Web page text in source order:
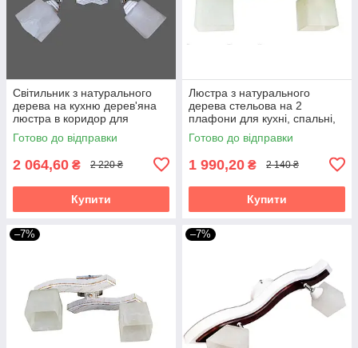
Світильник з натурального
дерева на кухню дерев'яна
люстра в коридор для
кабінету спальні Квадро/2
біла текстура
Готово до відправки
2 064,60 ₴ 2 220 ₴
Купити
Люстра з натурального
дерева стельова на 2
плафони для кухні, спальні,
дитячої, коридору Хвилька/2
натуральна
Готово до відправки
1 990,20 ₴ 2 140 ₴
Купити
–7% –7%